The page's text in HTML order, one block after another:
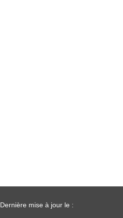
Dernière mise à jour le :